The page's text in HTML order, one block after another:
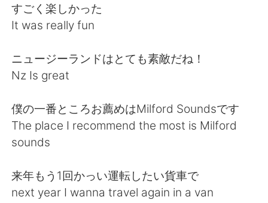
Türkçe
Português
すごく楽しかった
It was really fun
ニュージーランドはとても素敵だね！
Nz Is great
僕の一番ところお薦めはMilford Soundsです
The place I recommend the most is Milford
sounds
来年もう1回かっい運転したい貨車で
next year I wanna travel again in a van